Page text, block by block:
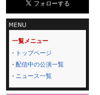
一覧メニュー
トップページ
配信中の公演一覧
ニュース一覧